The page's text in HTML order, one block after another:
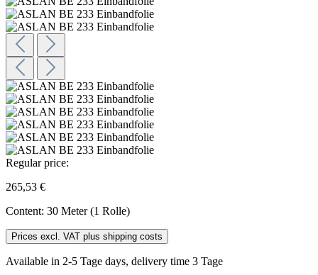
Regular price:
265,53 €
Content: 30 Meter (1 Rolle)
Prices excl. VAT plus shipping costs
Available in 2-5 Tage days, delivery time 3 Tage